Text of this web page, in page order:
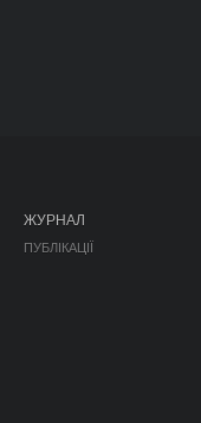
ЖУРНАЛ
ПУБЛІКАЦІЇ